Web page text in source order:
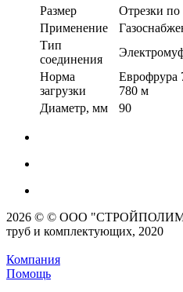
Размер
Отрезки
Применение
Тип
соединения
Норма
загрузки
Еврофрура
780 м
Диаметр, мм
90
2026 © © ООО
труб и комплектующих, 2020
Компания
Помощь